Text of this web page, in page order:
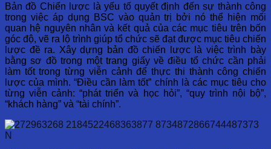
Bản đồ Chiến lược là yếu tố quyết định đến sự thành công
trong việc áp dụng BSC vào quản trị bởi nó thể hiện mối
quan hệ nguyên nhân và kết quả của các mục tiêu trên bốn
góc độ, vẽ ra lộ trình giúp tổ chức sẽ đạt được mục tiêu chiến
lược đề ra. Xây dựng bản đồ chiến lược là việc trình bày
bằng sơ đồ trong một trang giấy về điều tổ chức cần phải
làm tốt trong từng viễn cảnh để thực thi thành công chiến
lược của mình. “Điều cần làm tốt” chính là các mục tiêu cho
từng viễn cảnh: “phát triển và học hỏi”, “quy trình nội bộ”,
“khách hàng” và “tài chính”.